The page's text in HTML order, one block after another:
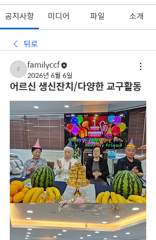
공지사항 미디어 파일 소개
뒤로
familyccf
familyccf
2026년 6월 6일
어르신 생신잔치/다양한 교구활동